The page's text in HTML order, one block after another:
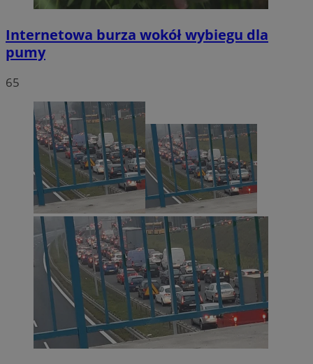
Internetowa burza wokół wybiegu dla
pumy
65